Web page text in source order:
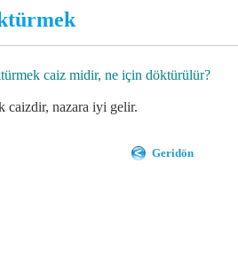
caiz midir, ne için döktürülür?
caizdir, nazara iyi gelir.
Geridön